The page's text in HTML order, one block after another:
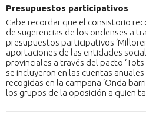
Presupuestos participativos
Cabe recordar que el consistorio
de sugerencias de los ondenses a
presupuestos participativos
aportaciones de las entidades
provinciales a través del pacto ‘Tots
se incluyeron en las cuentas
recogidas en la campaña ‘Onda
los grupos de la oposición a quien